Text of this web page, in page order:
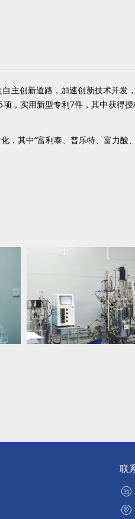
创新道路，加速创新技术开发
， 实用新型专利7件，其中获得
其中“富利泰、普乐特、富力酸
联